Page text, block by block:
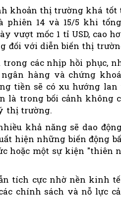
khoản thị trường khá
phiên 14 và 15/5 khi
vượt mốc 1 tỉ USD, cao
đối với diễn biến thị
các nhịp hồi phục,
hàng và chứng
tiền sẽ có xu hướng lan
là trong bối cảnh không
thị trường.
khả năng sẽ dao
hiện những biến động
hoặc một sự kiện "thiên
tích cực nhờ nền kinh
chính sách và nỗ lực